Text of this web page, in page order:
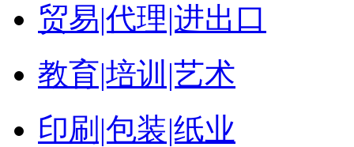
贸易|代理|进出口
教育|培训|艺术
印刷|包装|纸业